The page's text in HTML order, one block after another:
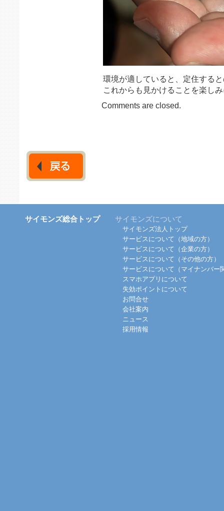
環境が適していると、定住する
これからも見かけることを楽し
Comments are closed.
サイモンズ総合トップ サイモンズについて
サイモンズ法人トップ
サービスについて（地域の方）
サービスについて（企業の方）
サービスについて（その他の方）
サービスについて（マイナンバー
スマホアプリについて
失効ポイントについて
お問合せ
会社案内
ニュース
採用情報